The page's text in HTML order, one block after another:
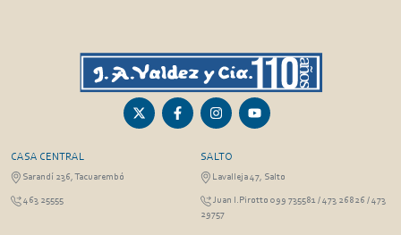
CASA CENTRAL
Sarandí 236, Tacuarembó
463 25555
SALTO
Lavalleja 47, Salto
Juan I.Pirotto 099 735581 / 473 26826 / 473
29757